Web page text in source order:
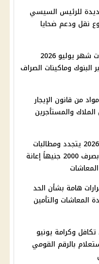
للرئيس السيسي
نقل ودعم ضحايا
موعد صرف معاشات شهر يوليو 2026
البنوك وماكينات الصراف
إعادة النظر في 5 مواد من قانون الإيجار
والمستأجرين
جدل زيادة معاش 2026 يتجدد ومطالبات
للرئيس السيسي بصرف 2000 جنيهاً إعانة
تصدر 3 قرارات هامة بشأن الحد
المعاشات والتأمين
وكرامة يونيو
بالرقم القومي